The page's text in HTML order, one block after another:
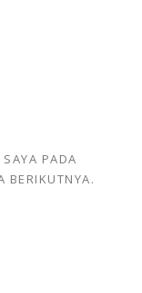
PADA
BERIKUTNYA.